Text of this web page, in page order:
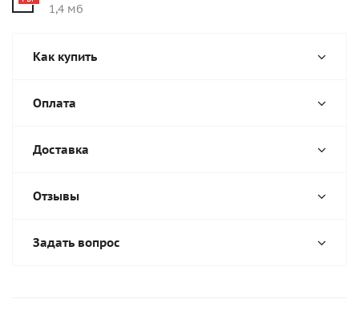
1,4 мб
Как купить
Оплата
Доставка
Отзывы
Задать вопрос